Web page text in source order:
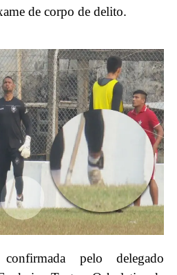
de corpo de delito.
pelo delegado